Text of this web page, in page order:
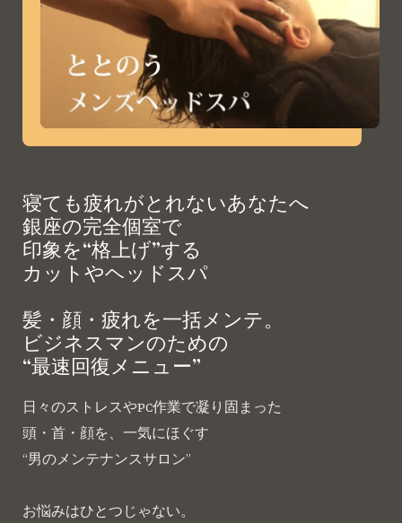
寝ても疲れがとれないあなたへ
銀座の完全個室で
印象を“格上げ”する
カットやヘッドスパ
髪・顔・疲れを一括メンテ。
ビジネスマンのための
“最速回復メニュー”
日々のストレスやPC作業で凝り固まった
頭・首・顔を、一気にほぐす
“男のメンテナンスサロン”
お悩みはひとつじゃない。